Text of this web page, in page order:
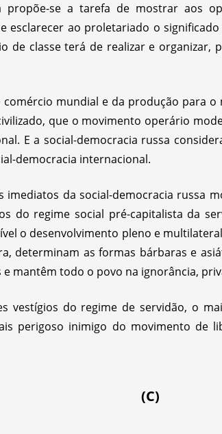
propõe-se a tarefa de mostrar aos
esclarecer ao proletariado o
de classe terá de realizar e organizar,
comércio mundial e da produção para
que o movimento operário
E a social-democracia russa
democracia internacional.
imediatos da social-democracia russa
do regime social pré-capitalista da
o desenvolvimento pleno e
determinam as formas bárbaras e
mantêm todo o povo na ignorância,
vestígios do regime de servidão, o
perigoso inimigo do movimento de
(C)